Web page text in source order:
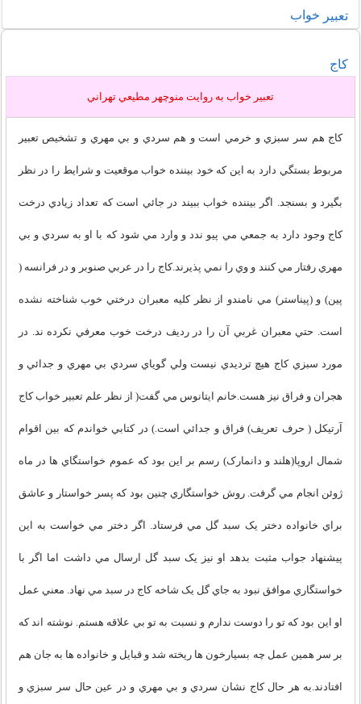
تعبير خواب
کاج
تعبير خواب به روايت منوچهر مطيعي تهراني
کاج هم سر سبزي و خرمي است و هم سردي و بي مهري و تشخيص تعبير
مربوط بستگي دارد به اين که خود بيننده خواب موقعيت و شرايط را در نظر
بگيرد و بسنجد. اگر بيننده خواب ببيند در جائي است که تعداد زيادي درخت
کاج وجود دارد به جمعي مي پيو ندد و وارد مي شود که با او به سردي و بي
مهري رفتار مي کنند و وي را نمي پذيرند.کاج را در عربي صنوبر و در فرانسه (
پين) و (پيناستر) مي نامندو از نظر کليه معبران درختي خوب شناخته نشده
است. حتي معبران غربي آن را در رديف درخت خوب معرفي نکرده ند. در
مورد سبزي کاج هيچ ترديدي نيست ولي گوياي سردي بي مهري و جدائي و
هجران و فراق نيز هست.خانم ايتانوس مي گفت( از نظر علم تعبير خواب کاج
آرتيکل ( حرف تعريف) فراق و جدائي است.) در کتابي خواندم که بين اقوام
شمال اروپا(هلند و دانمارک) رسم بر اين بود که عموم خواستگاي ها در ماه
ژوئن انجام مي گرفت. روش خواستگاري چنين بود که پسر خواستار و عاشق
براي خانواده دختر يک سبد گل مي فرستاد. اگر دختر مي خواست به اين
پيشنهاد جواب مثبت بدهد او نيز يک سبد گل ارسال مي داشت اما اگر با
خواستگاري موافق نبود به جاي گل يک شاخه کاج در سبد مي نهاد. معني عمل
او اين بود که تو را دوست ندارم و نسبت به تو بي علاقه هستم. نوشته اند که
بر سر همين عمل چه بسيارخون ها ريخته شد و قبايل و خانواده ها به جان هم
افتادند.به هر حال کاج نشان سردي و بي مهري و در عين حال سر سبزي و